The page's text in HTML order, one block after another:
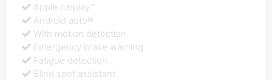
Apple carplay™
Android auto®
With motion detection
Emergency brake warning
Fatigue detection
Blind spot assistant